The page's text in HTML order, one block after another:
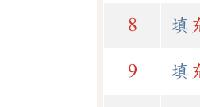
8 填
9 填